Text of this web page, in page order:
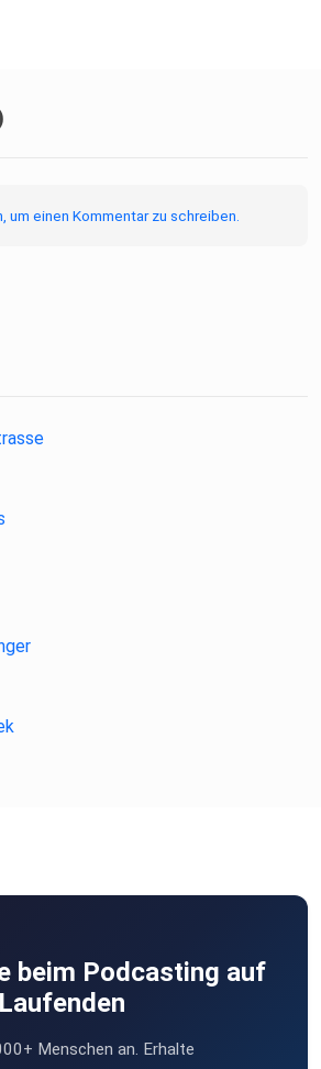
um einen Kommentar zu schreiben.
beim Podcasting auf
Menschen an. Erhalte